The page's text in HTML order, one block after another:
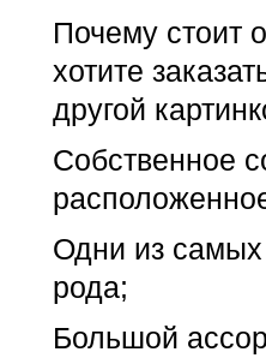
Почему стоит
хотите
другой
Собственное
Одни из самых
рода;
Большой